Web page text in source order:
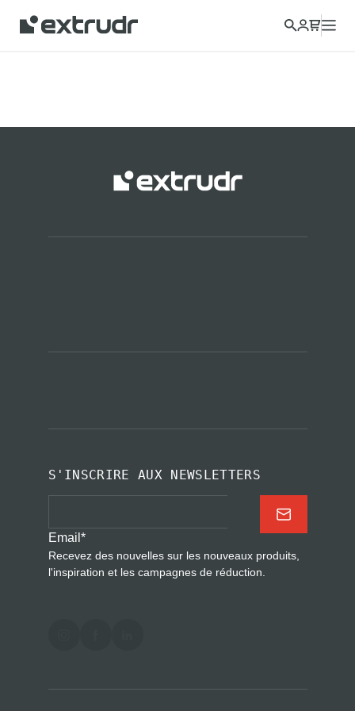
Choisissez un autre pays pour afficher le contenu de votre
région et acheter en ligne.
S'INSCRIRE AUX NEWSLETTERS
Email *
Recevez des nouvelles sur les nouveaux produits,
l'inspiration et les campagnes de réduction.